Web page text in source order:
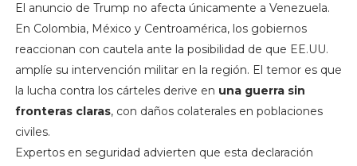
El anuncio de Trump no afecta únicamente a Venezuela.
En Colombia, México y Centroamérica, los gobiernos
reaccionan con cautela ante la posibilidad de que EE.UU.
amplíe su intervención militar en la región. El temor es que
la lucha contra los cárteles derive en una guerra sin
fronteras claras, con daños colaterales en poblaciones
civiles.
Expertos en seguridad advierten que esta declaración